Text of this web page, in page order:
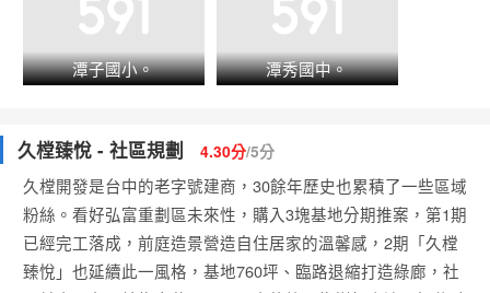
潭子國小。 潭秀國中。
久樘臻悅 - 社區規劃 4.30分/5分
久樘開發是台中的老字號建商，30餘年歷史也累積了一些區域
粉絲。看好弘富重劃區未來性，購入3塊基地分期推案，第1期
已經完工落成，前庭造景營造自住居家的溫馨感，2期「久樘
臻悅」也延續此一風格，基地760坪、臨路退縮打造綠廊，社